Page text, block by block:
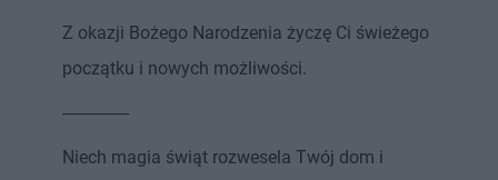
Z okazji Bożego Narodzenia życzę Ci świeżego
początku i nowych możliwości.
---------------
Niech magia świąt rozwesela Twój dom i